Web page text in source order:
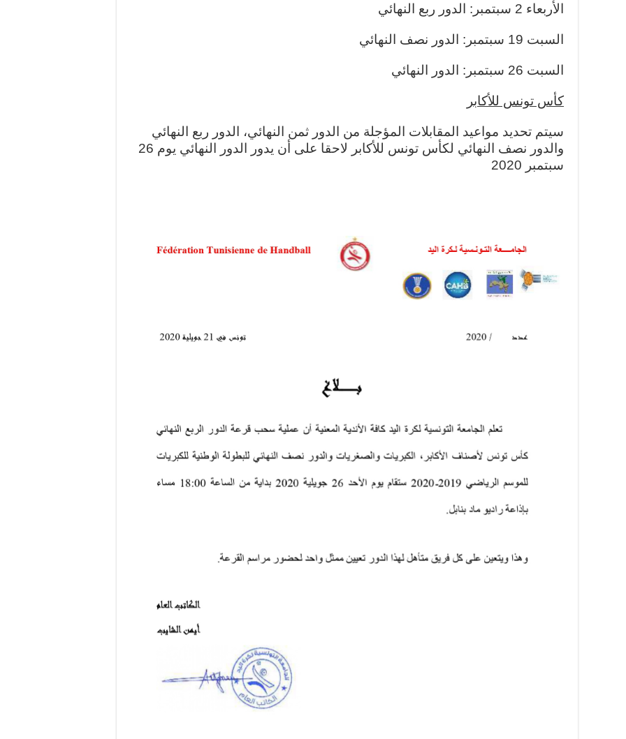
الأربعاء 2 سبتمبر: الدور ربع النهائي
السبت 19 سبتمبر: الدور نصف النهائي
السبت 26 سبتمبر: الدور النهائي
كأس تونس للأكابر
سيتم تحديد مواعيد المقابلات المؤجلة من الدور ثمن النهائي، الدور ربع النهائي
والدور نصف النهائي لكأس تونس للأكابر لاحقا على أن يدور الدور النهائي يوم 26
سبتمبر 2020